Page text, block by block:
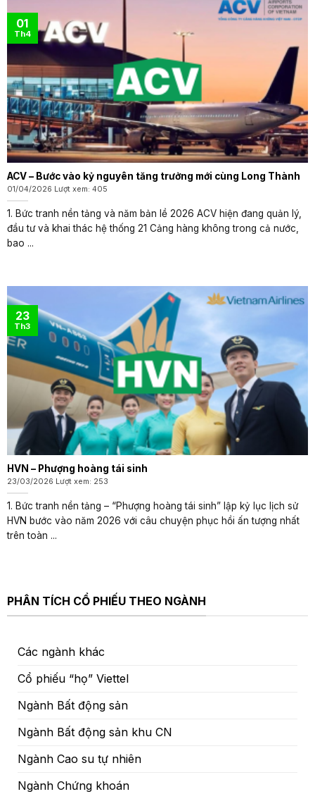
ACV – Bước vào kỷ nguyên tăng trưởng mới cùng Long Thành
01/04/2026 Lượt xem: 405
1. Bức tranh nền tảng và năm bản lề 2026 ACV hiện đang quản lý,
đầu tư và khai thác hệ thống 21 Cảng hàng không trong cả nước,
bao ...
01
Th4
HVN – Phượng hoàng tái sinh
23/03/2026 Lượt xem: 253
1. Bức tranh nền tảng – “Phượng hoàng tái sinh” lập kỷ lục lịch sử
HVN bước vào năm 2026 với câu chuyện phục hồi ấn tượng nhất
trên toàn ...
23
Th3
PHÂN TÍCH CỔ PHIẾU THEO NGÀNH
Các ngành khác
Cổ phiếu “họ” Viettel
Ngành Bất động sản
Ngành Bất động sản khu CN
Ngành Cao su tự nhiên
Ngành Chứng khoán